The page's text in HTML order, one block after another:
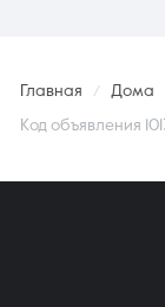
Главная Дома
Код объявления